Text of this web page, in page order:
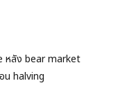
หลัง bear market
น halving